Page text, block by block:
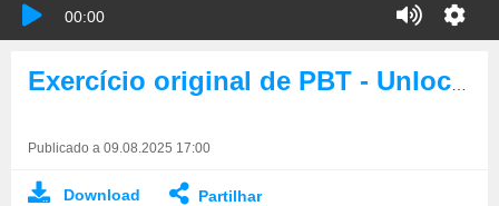
00:00
Publicado a 09.08.2025 17:00
Download Partilhar